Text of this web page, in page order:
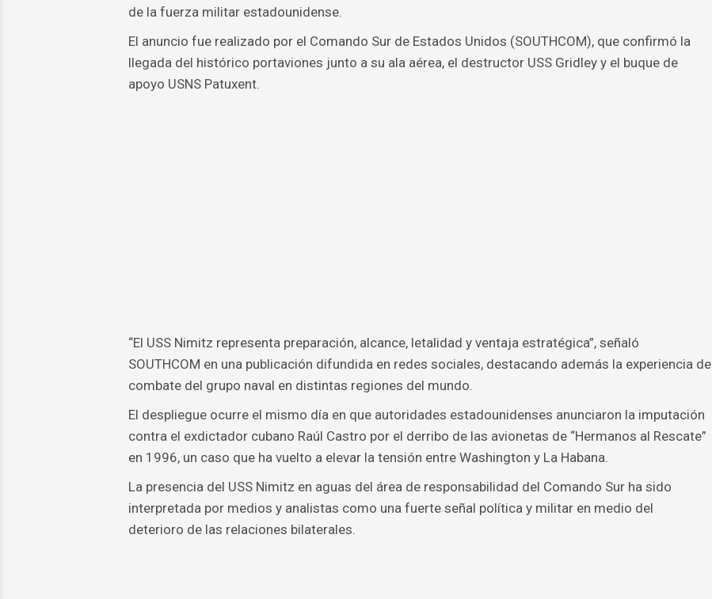
de la fuerza militar estadounidense.
El anuncio fue realizado por el Comando Sur de Estados Unidos (SOUTHCOM), que confirmó la
llegada del histórico portaviones junto a su ala aérea, el destructor USS Gridley y el buque de
apoyo USNS Patuxent.
“El USS Nimitz representa preparación, alcance, letalidad y ventaja estratégica”, señaló
SOUTHCOM en una publicación difundida en redes sociales, destacando además la experiencia de
combate del grupo naval en distintas regiones del mundo.
El despliegue ocurre el mismo día en que autoridades estadounidenses anunciaron la imputación
contra el exdictador cubano Raúl Castro por el derribo de las avionetas de “Hermanos al Rescate”
en 1996, un caso que ha vuelto a elevar la tensión entre Washington y La Habana.
La presencia del USS Nimitz en aguas del área de responsabilidad del Comando Sur ha sido
interpretada por medios y analistas como una fuerte señal política y militar en medio del
deterioro de las relaciones bilaterales.